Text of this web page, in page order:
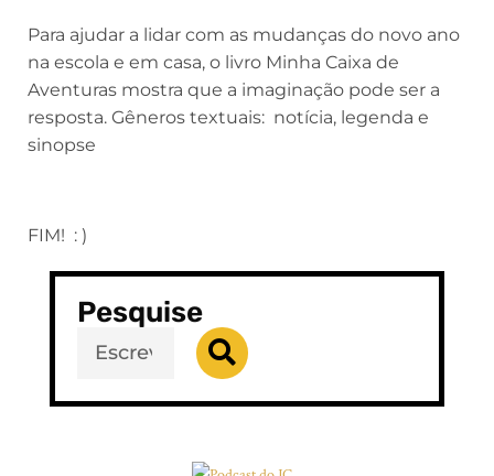
Para ajudar a lidar com as mudanças do novo ano
na escola e em casa, o livro Minha Caixa de
Aventuras mostra que a imaginação pode ser a
resposta. Gêneros textuais: notícia, legenda e
sinopse
FIM! : )
Pesquise